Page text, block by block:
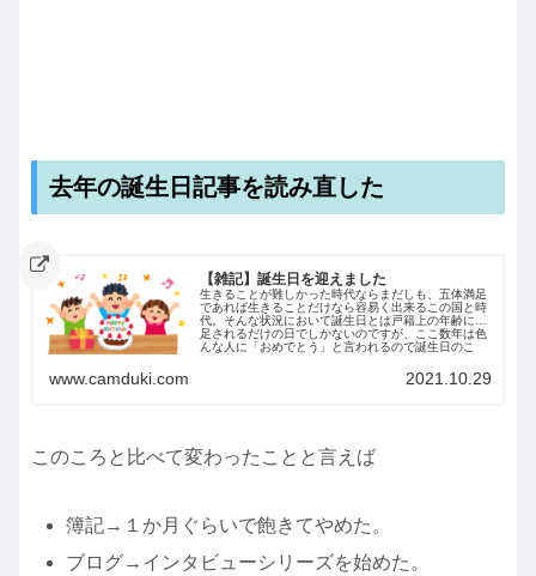
去年の誕生日記事を読み直した
【雑記】誕生日を迎えました
生きることが難しかった時代ならまだしも、五体満足
であれば生きることだけなら容易く出来るこの国と時
代。そんな状況において誕生日とは戸籍上の年齢に１
足されるだけの日でしかないのですが、ここ数年は色
んな人に「おめでとう」と言われるので誕生日のこ
www.camduki.com 2021.10.29
このころと比べて変わったことと言えば
簿記→１か月ぐらいで飽きてやめた。
ブログ→インタビューシリーズを始めた。